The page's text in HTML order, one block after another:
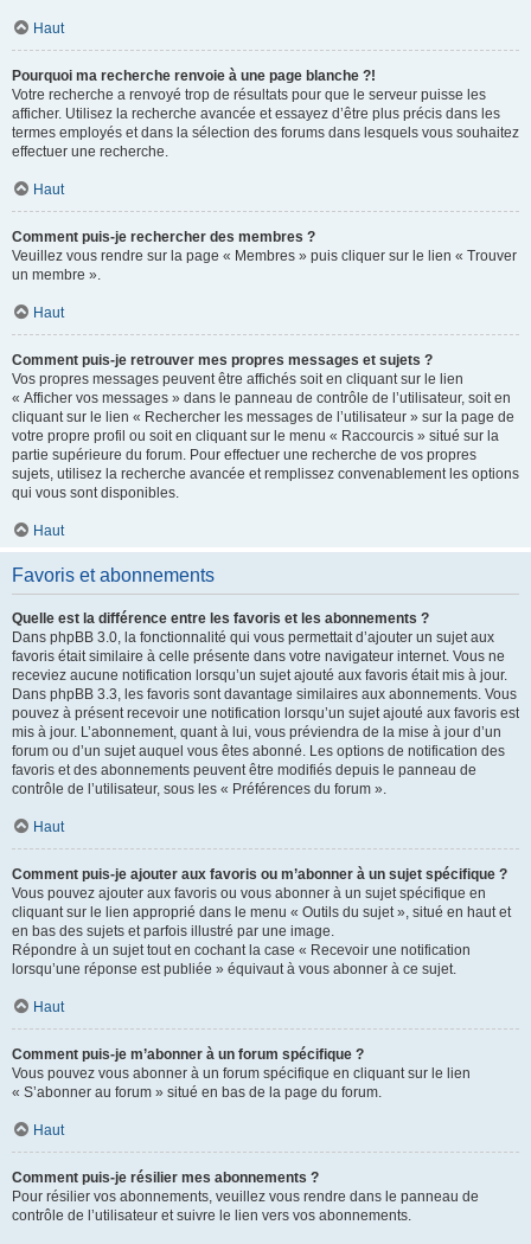
Haut
Pourquoi ma recherche renvoie à une page blanche ?!
Votre recherche a renvoyé trop de résultats pour que le serveur puisse les
afficher. Utilisez la recherche avancée et essayez d’être plus précis dans les
termes employés et dans la sélection des forums dans lesquels vous souhaitez
effectuer une recherche.
Haut
Comment puis-je rechercher des membres ?
Veuillez vous rendre sur la page « Membres » puis cliquer sur le lien « Trouver
un membre ».
Haut
Comment puis-je retrouver mes propres messages et sujets ?
Vos propres messages peuvent être affichés soit en cliquant sur le lien
« Afficher vos messages » dans le panneau de contrôle de l’utilisateur, soit en
cliquant sur le lien « Rechercher les messages de l’utilisateur » sur la page de
votre propre profil ou soit en cliquant sur le menu « Raccourcis » situé sur la
partie supérieure du forum. Pour effectuer une recherche de vos propres
sujets, utilisez la recherche avancée et remplissez convenablement les options
qui vous sont disponibles.
Haut
Favoris et abonnements
Quelle est la différence entre les favoris et les abonnements ?
Dans phpBB 3.0, la fonctionnalité qui vous permettait d’ajouter un sujet aux
favoris était similaire à celle présente dans votre navigateur internet. Vous ne
receviez aucune notification lorsqu’un sujet ajouté aux favoris était mis à jour.
Dans phpBB 3.3, les favoris sont davantage similaires aux abonnements. Vous
pouvez à présent recevoir une notification lorsqu’un sujet ajouté aux favoris est
mis à jour. L’abonnement, quant à lui, vous préviendra de la mise à jour d’un
forum ou d’un sujet auquel vous êtes abonné. Les options de notification des
favoris et des abonnements peuvent être modifiés depuis le panneau de
contrôle de l’utilisateur, sous les « Préférences du forum ».
Haut
Comment puis-je ajouter aux favoris ou m’abonner à un sujet spécifique ?
Vous pouvez ajouter aux favoris ou vous abonner à un sujet spécifique en
cliquant sur le lien approprié dans le menu « Outils du sujet », situé en haut et
en bas des sujets et parfois illustré par une image.
Répondre à un sujet tout en cochant la case « Recevoir une notification
lorsqu’une réponse est publiée » équivaut à vous abonner à ce sujet.
Haut
Comment puis-je m’abonner à un forum spécifique ?
Vous pouvez vous abonner à un forum spécifique en cliquant sur le lien
« S’abonner au forum » situé en bas de la page du forum.
Haut
Comment puis-je résilier mes abonnements ?
Pour résilier vos abonnements, veuillez vous rendre dans le panneau de
contrôle de l’utilisateur et suivre le lien vers vos abonnements.